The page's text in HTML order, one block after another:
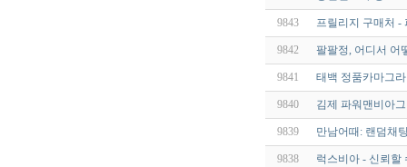
9843 프릴리지 구매처 -
9842 팔팔정, 어디서 어
9841 태백 정품카마그
9840 김제 파워맨비아
9839 만남어때: 랜덤채
9838 럭스비아 - 신뢰할